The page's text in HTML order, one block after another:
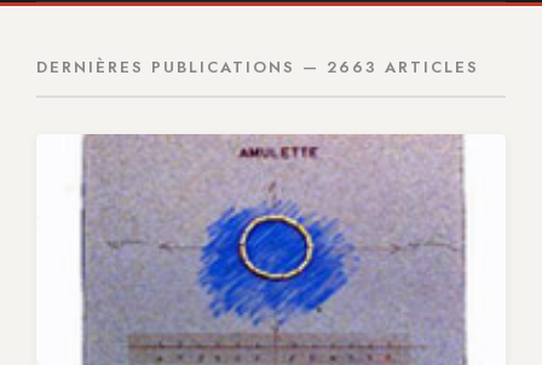
DERNIÈRES PUBLICATIONS — 2663 ARTICLES